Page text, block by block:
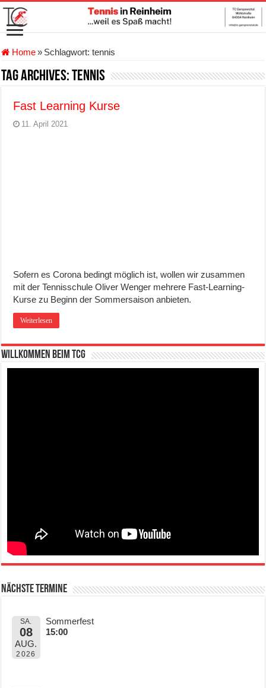
Home» Schlagwort:tennis
Tag Archives:tennis
Fast Learning Kurse
11. April 2021
Sofern es Corona bedingt möglich ist, wollen wir zusammen
mit der Tennisschule Oliver Wenger mehrere Fast-Learning-
Kurse zu Beginn der Sommersaison anbieten.
Weiterlesen
Willkommen beim TCG
Nächste Termine
SA.
08
AUG.
2026
Sommerfest
15:00